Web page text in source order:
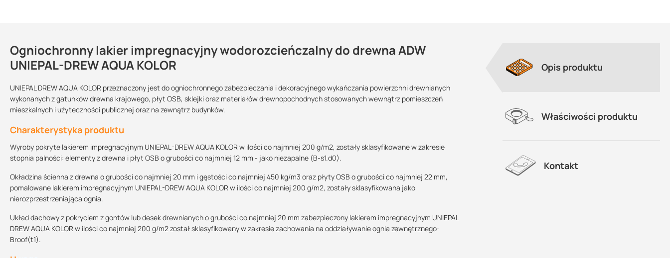
Ogniochronny lakier impregnacyjny wodorozcieńczalny do drewna ADW
UNIEPAL-DREW AQUA KOLOR
UNIEPAL DREW AQUA KOLOR przeznaczony jest do ogniochronnego zabezpieczania i dekoracyjnego wykańczania powierzchni drewnianych
wykonanych z gatunków drewna krajowego, płyt OSB, sklejki oraz materiałów drewnopochodnych stosowanych wewnątrz pomieszczeń
mieszkalnych i użyteczności publicznej oraz na zewnątrz budynków.
Charakterystyka produktu
Wyroby pokryte lakierem impregnacyjnym UNIEPAL-DREW AQUA KOLOR w ilości co najmniej 200 g/m2, zostały sklasyfikowane w zakresie
stopnia palności: elementy z drewna i płyt OSB o grubości co najmniej 12 mm - jako niezapalne (B-s1.d0).
Okładzina ścienna z drewna o grubości co najmniej 20 mm i gęstości co najmniej 450 kg/m3 oraz płyty OSB o grubości co najmniej 22 mm,
pomalowane lakierem impregnacyjnym UNIEPAL-DREW AQUA KOLOR w ilości co najmniej 200 g/m2, zostały sklasyfikowana jako
nierozprzestrzeniająca ognia.
Układ dachowy z pokryciem z gontów lub desek drewnianych o grubości co najmniej 20 mm zabezpieczony lakierem impregnacyjnym UNIEPAL
DREW AQUA KOLOR w ilości co najmniej 200 g/m2 został sklasyfikowany w zakresie zachowania na oddziaływanie ognia zewnętrznego-
Broof(t1).
Przechowywanie:
w suchym i chłodnym
przed mrozem
Sprzedajemy na:
opakowania
Podlega zwrotowi?:
Kolor:
Kasztan
Palisander Pinia
Przygotowanie lakieru
Przygotowanie podłoża
Kontakt
Maszy pytania lub wątpliwości?
Skontaktuj się z nami
Specjalista doradca
+48 732 227 683
07:00 - 15:00
marcin.inglot@suez.com.pl
Opis produktu
Właściwości produktu
Kontakt